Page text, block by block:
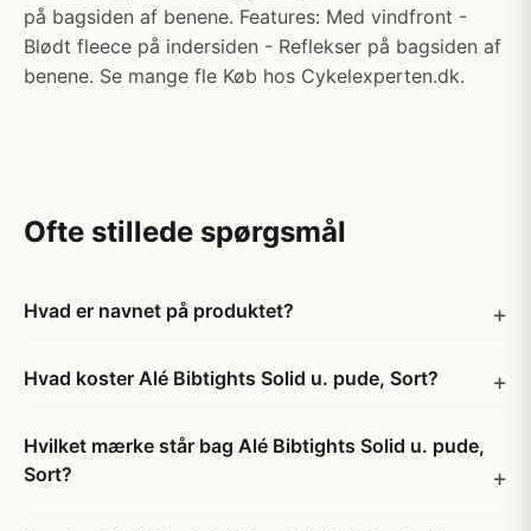
på bagsiden af benene. Features: Med vindfront -
Blødt fleece på indersiden - Reflekser på bagsiden af
benene. Se mange fle Køb hos Cykelexperten.dk.
Ofte stillede spørgsmål
Hvad er navnet på produktet?
Hvad koster Alé Bibtights Solid u. pude, Sort?
Hvilket mærke står bag Alé Bibtights Solid u. pude,
Sort?